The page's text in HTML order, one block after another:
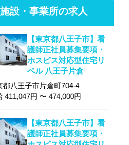
設・事業所の求人
【東京都八王子市】看
護師正社員募集要項・
ホスピス対応型住宅リ
ベル 八王子片倉
都八王子市片倉町704-4
411,047円 〜 474,000円
【東京都八王子市】看
護師正社員募集要項・